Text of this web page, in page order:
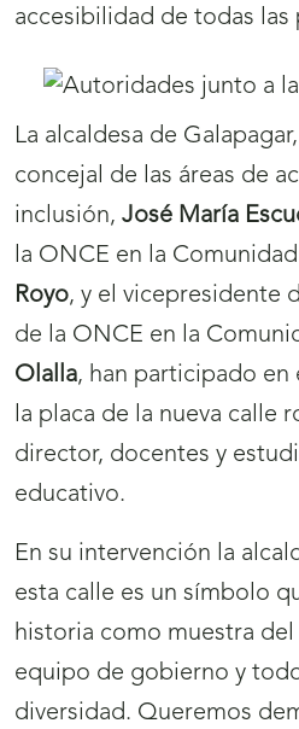
accesibilidad de todas las
La alcaldesa de Galapagar,
concejal de las áreas de
inclusión, José María
la ONCE en la
Royo, y el vicepresidente
de la ONCE en la
Olalla, han participado
la placa de la nueva calle
director, docentes y
educativo.
En su intervención la
esta calle es un símbolo
historia como muestra
equipo de gobierno y
diversidad. Queremos